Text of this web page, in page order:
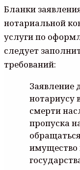
Бланки
нотариальной
услуги по
следует
требований:
Заявление
нотариусу
смерти
пропуска
имущество